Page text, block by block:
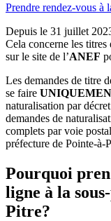
Prendre rendez-vous à
Depuis le 31 juillet
Cela concerne les titres
sur le site de l’ANEF
Les demandes de titre
se faire
naturalisation par
demandes de
complets par voie
préfecture de Pointe-à-
Pourquoi
ligne à la
Pitre?